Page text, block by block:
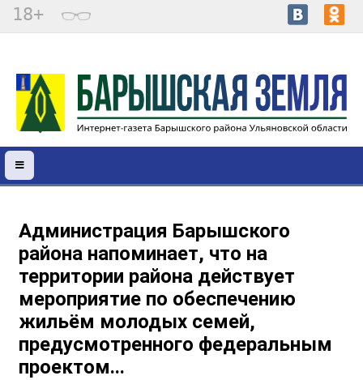
18+
Администрация Барышского
района напоминает, что на
территории района действует
мероприятие по обеспечению
жильём молодых семей,
предусмотренного федеральным
проектом...